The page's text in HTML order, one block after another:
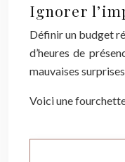
Ignorer
Définir un budget
d’heures de
mauvaises
Voici une